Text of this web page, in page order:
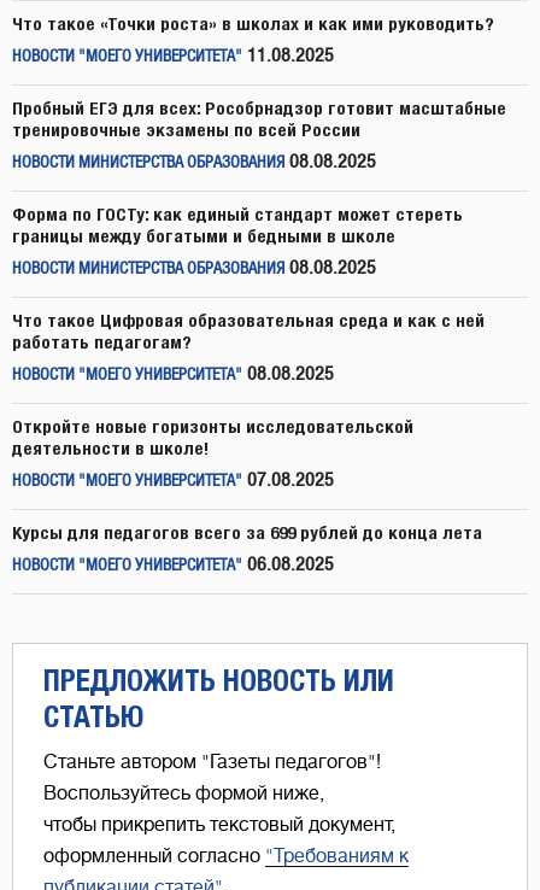
Что такое «Точки роста» в школах и как ими руководить?
НОВОСТИ "МОЕГО УНИВЕРСИТЕТА" 11.08.2025
Пробный ЕГЭ для всех: Рособрнадзор готовит масштабные
тренировочные экзамены по всей России
НОВОСТИ МИНИСТЕРСТВА ОБРАЗОВАНИЯ 08.08.2025
Форма по ГОСТу: как единый стандарт может стереть
границы между богатыми и бедными в школе
НОВОСТИ МИНИСТЕРСТВА ОБРАЗОВАНИЯ 08.08.2025
Что такое Цифровая образовательная среда и как с ней
работать педагогам?
НОВОСТИ "МОЕГО УНИВЕРСИТЕТА" 08.08.2025
Откройте новые горизонты исследовательской
деятельности в школе!
НОВОСТИ "МОЕГО УНИВЕРСИТЕТА" 07.08.2025
Курсы для педагогов всего за 699 рублей до конца лета
НОВОСТИ "МОЕГО УНИВЕРСИТЕТА" 06.08.2025
ПРЕДЛОЖИТЬ НОВОСТЬ ИЛИ
СТАТЬЮ
Станьте автором "Газеты педагогов"!
Воспользуйтесь формой ниже,
чтобы прикрепить текстовый документ,
оформленный согласно "Требованиям к